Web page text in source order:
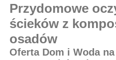
Przydomowe
ścieków z
osadów
Oferta Dom i Woda